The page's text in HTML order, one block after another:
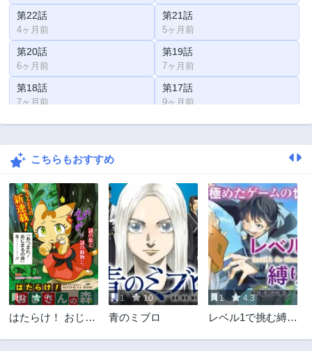
第22話
4ヶ月前
第21話
5ヶ月前
第20話
6ヶ月前
第19話
7ヶ月前
第18話
7ヶ月前
第17話
9ヶ月前
第16話 第15話
第14話
第12話
1年前
第11話
1年前
第10話
1年前
第9話
1年前
第8.5話
3ヶ月前
第8話
1年前
第7話
2年前
第6話
第5話 第4話
こちらもおすすめ
0 9
はたらけ！ おじさ
1 10
青のミブロ
1 4.3
レベル1で挑む縛り